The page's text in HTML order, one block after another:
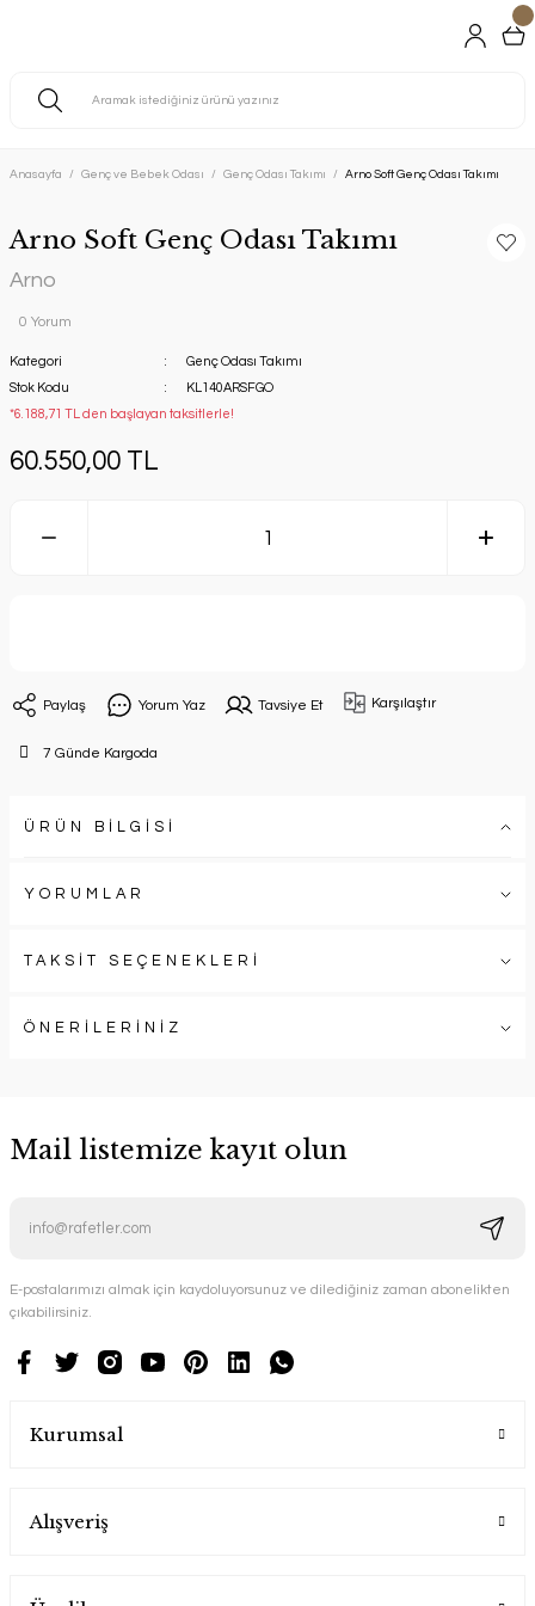
Anasayfa Genç ve Bebek Odası Genç Odası Takımı Arno Soft Genç Odası Takımı
Arno Soft Genç Odası Takımı
Arno
0 Yorum
Kategori
Genç Odası Takımı
Stok Kodu
KL140ARSFGO
*6.188,71 TL den başlayan taksitlerle!
60.550,00 TL
Paylaş Yorum Yaz Tavsiye Et Karşılaştır
7 Günde Kargoda
ÜRÜN BİLGİSİ
YORUMLAR
TAKSİT SEÇENEKLERİ
ÖNERİLERİNİZ
Mail listemize kayıt olun
E-postalarımızı almak için kaydoluyorsunuz ve dilediğiniz zaman abonelikten
çıkabilirsiniz.
Kurumsal
Alışveriş